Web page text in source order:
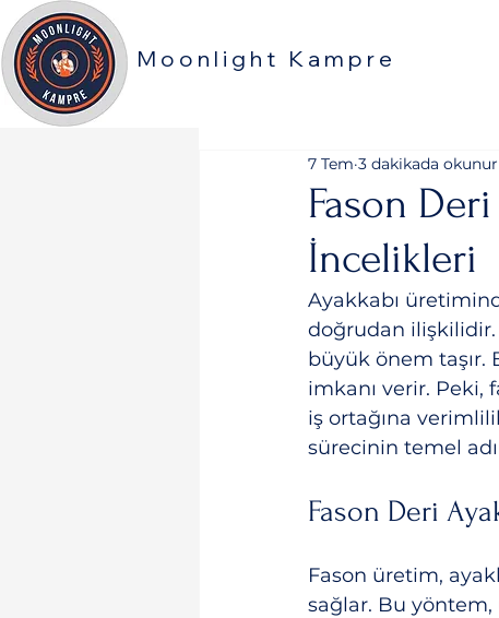
Moonlight Kampre
Fason
İncelikleri
7 Tem 3 dakikada okunur
Ayakkabı
doğrudan ilişkilidir.
büyük önem
imkanı verir. Peki,
iş ortağına
sürecinin temel
Fason Deri
Fason üretim,
sağlar. Bu